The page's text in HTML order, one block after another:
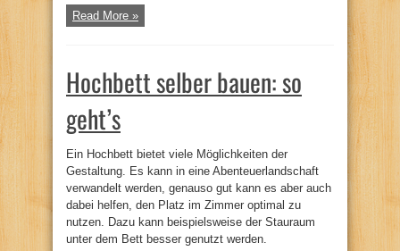
Read More »
Hochbett selber bauen: so
geht’s
Ein Hochbett bietet viele Möglichkeiten der
Gestaltung. Es kann in eine Abenteuerlandschaft
verwandelt werden, genauso gut kann es aber auch
dabei helfen, den Platz im Zimmer optimal zu
nutzen. Dazu kann beispielsweise der Stauraum
unter dem Bett besser genutzt werden.